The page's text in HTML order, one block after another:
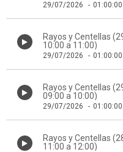
29/07/2026 - 01:00:00
Rayos y Centellas
10:00 a 11:00)
29/07/2026 - 01:00:00
Rayos y Centellas
09:00 a 10:00)
29/07/2026 - 01:00:00
Rayos y Centellas
11:00 a 12:00)